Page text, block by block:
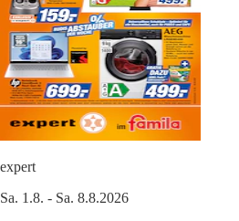
expert
Sa. 1.8. - Sa. 8.8.2026